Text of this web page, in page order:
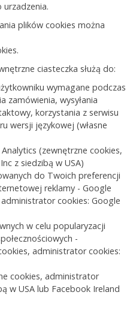
plików cookies można
ciasteczka służą do:
wymagane podczas
zamówienia, wysyłania
korzystania z serwisu
wersji językowej (własne
(zewnętrzne cookies,
z siedzibą w USA)
do Twoich preferencji
reklamy - Google
cookies: Google
w celu popularyzacji
-
administrator cookies:
cookies, administrator
w USA lub Facebook Ireland